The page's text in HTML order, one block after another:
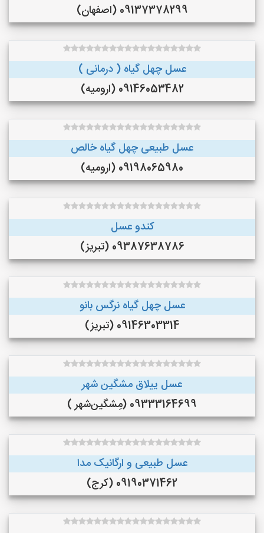
09137378299 (اصفهان)
عسل چهل گیاه ( درمانی )
09146053482 (ارومیه)
عسل طبیعی چهل گیاه خالص
09198065980 (ارومیه)
کندو عسل
09387638786 (تبریز)
عسل چهل گیاه نرگس بانو
09146303314 (تبریز)
عسل ییلاق مشگین شهر
09333164699 (مِشگین‌شهر )
عسل طبیعی و ارگانیک مدا
09190371462 (کرج)